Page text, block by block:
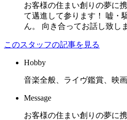
お客様の住まい創りの夢に
て邁進して参ります！ 嘘・
ん。 向き合ってお話し致し
このスタッフの記事を見る
Hobby
音楽全般、ライヴ鑑賞、映
Message
お客様の住まい創りの夢に